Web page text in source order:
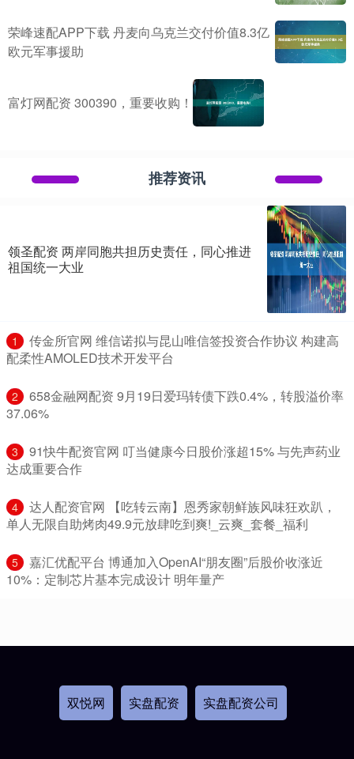
荣峰速配APP下载 丹麦向乌克兰交付价值8.3亿
欧元军事援助
富灯网配资 300390，重要收购！
推荐资讯
领圣配资 两岸同胞共担历史责任，同心推进
祖国统一大业
1
​传金所官网 维信诺拟与昆山唯信签投资合作协议 构建高
配柔性AMOLED技术开发平台
2
​658金融网配资 9月19日爱玛转债下跌0.4%，转股溢价率
37.06%
3
​91快牛配资官网 叮当健康今日股价涨超15% 与先声药业
达成重要合作
4
​达人配资官网 【吃转云南】恩秀家朝鲜族风味狂欢趴，
单人无限自助烤肉49.9元放肆吃到爽!_云爽_套餐_福利
5
​嘉汇优配平台 博通加入OpenAI“朋友圈”后股价收涨近
10%：定制芯片基本完成设计 明年量产
双悦网 实盘配资 实盘配资公司